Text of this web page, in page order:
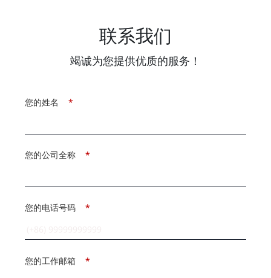
联系我们
竭诚为您提供优质的服务！
*
您的姓名
*
您的公司全称
*
您的电话号码
*
您的工作邮箱